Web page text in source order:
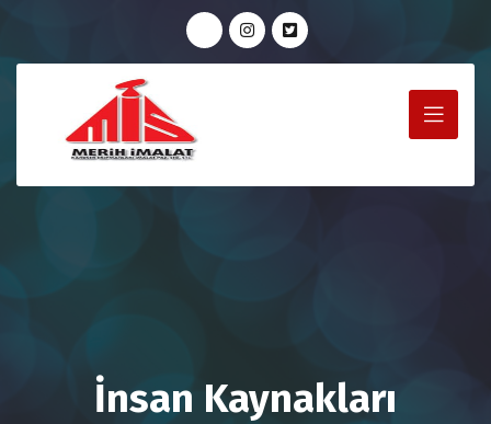
İnsan Kaynakları